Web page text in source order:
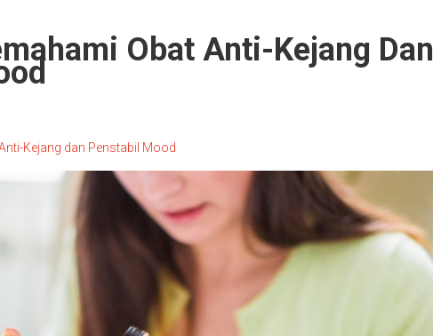
Obat Anti-Kejang Dan
Kejang dan Penstabil Mood